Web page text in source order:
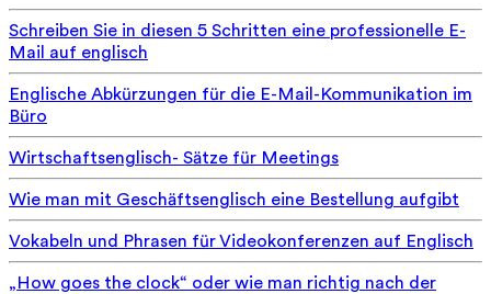
Schreiben Sie in diesen 5 Schritten eine professionelle E-
Mail auf englisch
Englische Abkürzungen für die E-Mail-Kommunikation im
Büro
Wirtschaftsenglisch- Sätze für Meetings
Wie man mit Geschäftsenglisch eine Bestellung aufgibt
Vokabeln und Phrasen für Videokonferenzen auf Englisch
„How goes the clock“ oder wie man richtig nach der